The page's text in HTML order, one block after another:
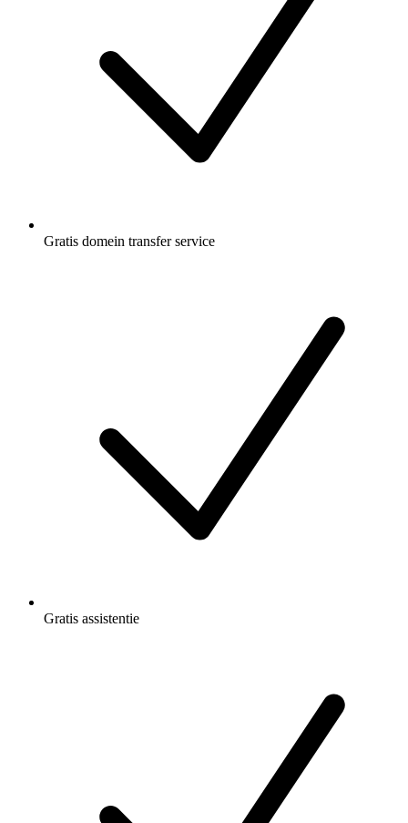
Gratis domein transfer service
Gratis assistentie